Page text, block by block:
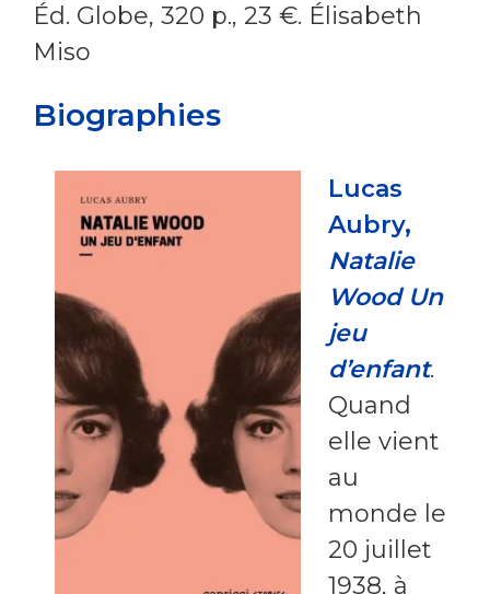
Éd. Globe, 320 p., 23 €. Élisabeth
Miso
Biographies
Lucas
Aubry,
Natalie
Wood Un
jeu
d’enfant.
Quand
elle vient
au
monde le
20 juillet
1938, à